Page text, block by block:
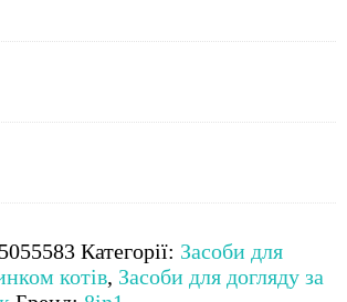
Категорії: Засоби для
котів, Засоби для догляду за